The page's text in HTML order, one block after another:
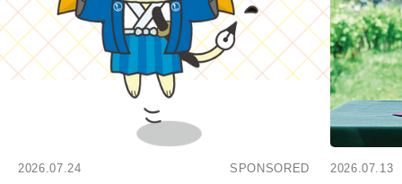
2026.07.24 SPONSORED 2026.07.13